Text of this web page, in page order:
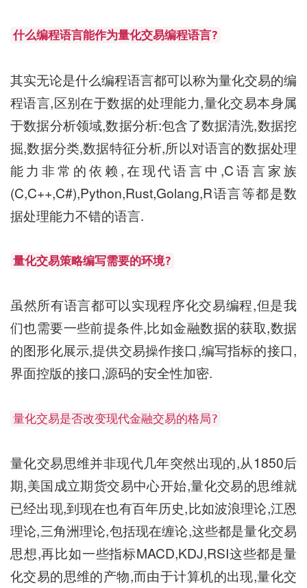
什么编程语言能作为量化交易编程语言?
其实无论是什么编程语言都可以称为量化交易的编
程语言,区别在于数据的处理能力,量化交易本身属
于数据分析领域,数据分析:包含了数据清洗,数据挖
掘,数据分类,数据特征分析,所以对语言的数据处理
能力非常的依赖,在现代语言中,C语言家族
(C,C++,C#),Python,Rust,Golang,R语言等都是数
据处理能力不错的语言.
量化交易策略编写需要的环境?
虽然所有语言都可以实现程序化交易编程,但是我
们也需要一些前提条件,比如金融数据的获取,数据
的图形化展示,提供交易操作接口,编写指标的接口,
界面控版的接口,源码的安全性加密.
量化交易是否改变现代金融交易的格局?
量化交易思维并非现代几年突然出现的,从1850后
期,美国成立期货交易中心开始,量化交易的思维就
已经出现,到现在也有百年历史,比如波浪理论,江恩
理论,三角洲理论,包括现在缠论,这些都是量化交易
思想,再比如一些指标MACD,KDJ,RSI这些都是量
化交易的思维的产物,而由于计算机的出现,量化交